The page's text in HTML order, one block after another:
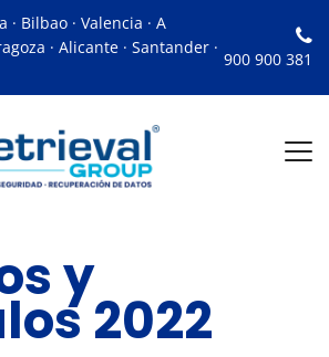
Bilbao · Valencia · A
· Alicante · Santander ·
900 900 381
y
2022